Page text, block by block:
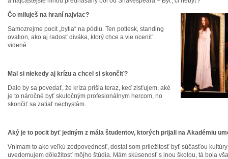
Čo miluješ na hraní najviac?
Samozrejme pocit „bytia“ na pódiu. Ten potlesk, standing
ovation, ako aj radosť diváka, ktorý chce a vie oceniť
videné.
Mal si niekedy aj krízu a chcel si skončiť?
Dalo by sa povedať, že kríza prišla teraz, keď zisťujem, aké
je to náročné byť skutočným profesionálnym hercom, no
skončiť sa zatiaľ nechystám.
Aký je to pocit byť jedným z mála študentov, ktorých prijali na Akadémiu
Vnímam to ako veľkú zodpovednosť, dostal som príležitosť byť súčasťou
uvedomujem dôležitosť môjho štúdia. Mám skúsenosť s inou školou, tá bola